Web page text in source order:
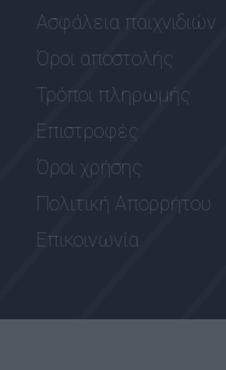
Ασφάλεια παιχνιδιών
Όροι αποστολής
Τρόποι πληρωμής
Επιστροφές
Όροι χρήσης
Πολιτική Απορρήτου
Επικοινωνία